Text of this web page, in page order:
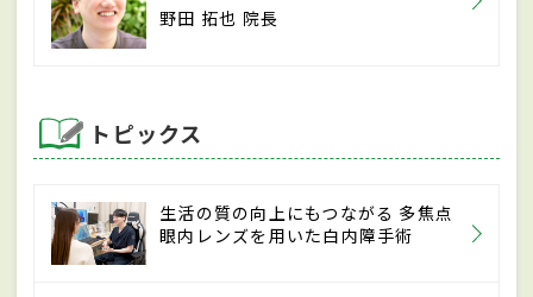
野田 拓也 院長
トピックス
生活の質の向上にもつながる 多焦点
眼内レンズを用いた白内障手術